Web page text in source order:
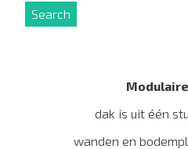
dak is uit één
wanden en